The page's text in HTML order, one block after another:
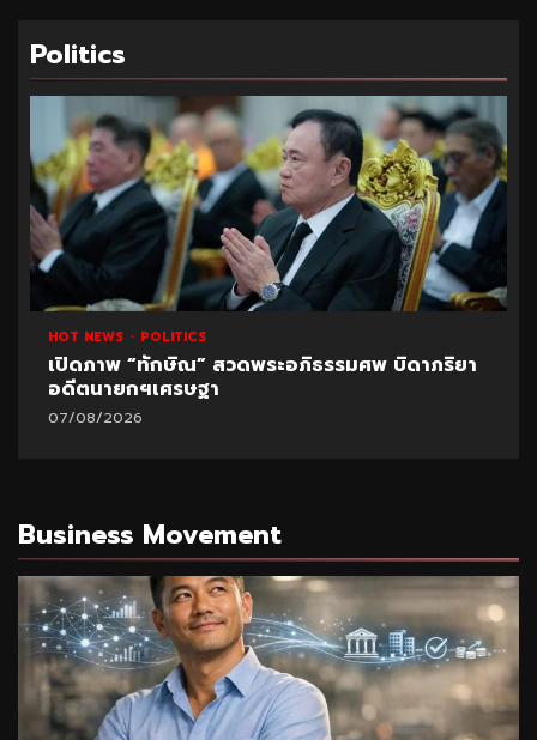
Politics
HOT NEWS POLITICS
เปิดภาพ “ทักษิณ” สวดพระอภิธรรมศพ บิดาภริยา
อดีตนายกฯเศรษฐา
07/08/2026
Business Movement